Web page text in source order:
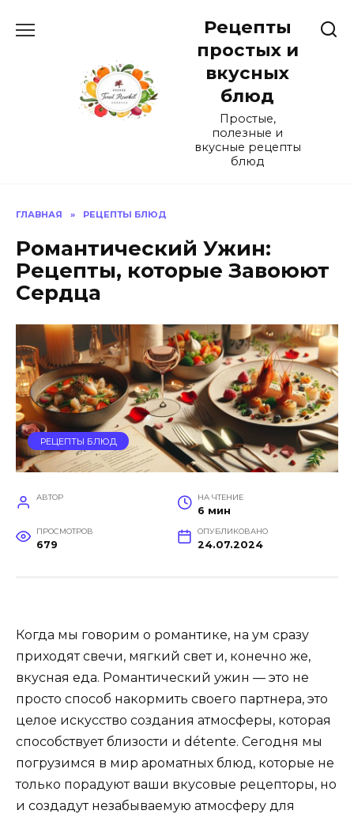
Рецепты
простых и
вкусных
блюд
Простые,
полезные и
вкусные рецепты
блюд
ГЛАВНАЯ » РЕЦЕПТЫ БЛЮД
Романтический Ужин:
Рецепты, которые Завоюют
Сердца
РЕЦЕПТЫ БЛЮД
АВТОР НА ЧТЕНИЕ
6 мин
ПРОСМОТРОВ
679
ОПУБЛИКОВАНО
24.07.2024
Когда мы говорим о романтике, на ум сразу
приходят свечи, мягкий свет и, конечно же,
вкусная еда. Романтический ужин — это не
просто способ накормить своего партнера, это
целое искусство создания атмосферы, которая
способствует близости и détente. Сегодня мы
погрузимся в мир ароматных блюд, которые не
только порадуют ваши вкусовые рецепторы, но
и создадут незабываемую атмосферу для